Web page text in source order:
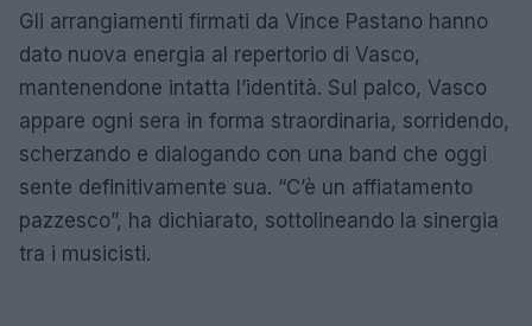
Gli arrangiamenti firmati da Vince Pastano hanno
dato nuova energia al repertorio di Vasco,
mantenendone intatta l’identità. Sul palco, Vasco
appare ogni sera in forma straordinaria, sorridendo,
scherzando e dialogando con una band che oggi
sente definitivamente sua. “C’è un affiatamento
pazzesco”, ha dichiarato, sottolineando la sinergia
tra i musicisti.